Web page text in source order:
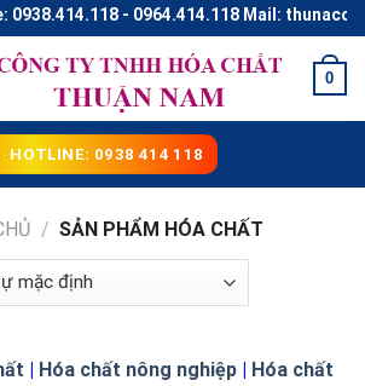
- 0964.414.118 Mail:
0
HOTLINE: 0938 414 118
/ SẢN PHẨM HÓA CHẤT
| Hóa chất nông nghiệp | Hóa chất